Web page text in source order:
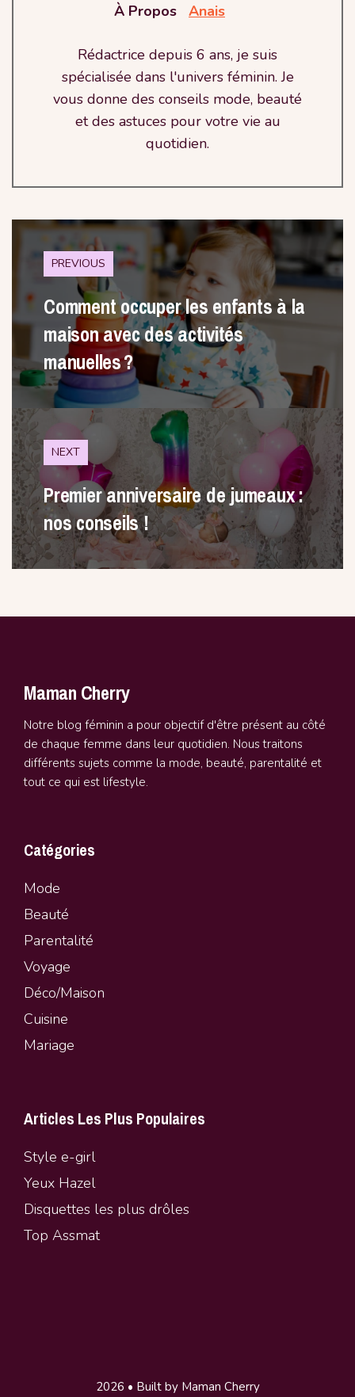
À Propos Anais
Rédactrice depuis 6 ans, je suis
spécialisée dans l'univers féminin. Je
vous donne des conseils mode, beauté
et des astuces pour votre vie au
quotidien.
PREVIOUS
Comment occuper les enfants à la
maison avec des activités
manuelles ?
NEXT
Premier anniversaire de jumeaux :
nos conseils !
Maman Cherry
Notre blog féminin a pour objectif d'être présent au côté
de chaque femme dans leur quotidien. Nous traitons
différents sujets comme la mode, beauté, parentalité et
tout ce qui est lifestyle.
Catégories
Mode
Beauté
Parentalité
Voyage
Déco/Maison
Cuisine
Mariage
Articles Les Plus Populaires
Style e-girl
Yeux Hazel
Disquettes les plus drôles
Top Assmat
2026 • Built by Maman Cherry